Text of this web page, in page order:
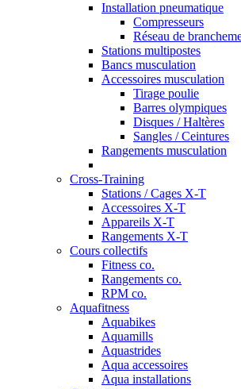
Installation pneumatique
Compresseurs
Réseau de
Stations multipostes
Bancs musculation
Accessoires musculation
Tirage poulie
Barres olympiques
Disques / Haltères
Sangles / Ceintures
Rangements musculation
Cross-Training
Stations / Cages X-T
Accessoires X-T
Appareils X-T
Rangements X-T
Cours collectifs
Fitness co.
Rangements co.
RPM co.
Aquafitness
Aquabikes
Aquamills
Aquastrides
Aqua accessoires
Aqua installations